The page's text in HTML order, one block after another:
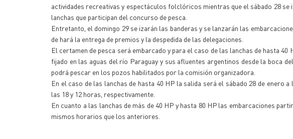
actividades recreativas y espectáculos folclóricos mientras que el sábado 28
lanchas que participan del concurso de pesca.
Entretanto, el domingo 29 se izarán las banderas y se lanzarán las
de hará la entrega de premios y la despedida de las delegaciones.
El certamen de pesca será embarcado y para el caso de las lanchas de hasta
fijado en las aguas del río Paraguay y sus afluentes argentinos desde la boca
podrá pescar en los pozos habilitados por la comisión organizadora.
En el caso de las lanchas de hasta 40 HP la salida será el sábado 28 de enero
las 18 y 12 horas, respectivamente.
En cuanto a las lanchas de más de 40 HP y hasta 80 HP las embarcaciones
mismos horarios que los anteriores.